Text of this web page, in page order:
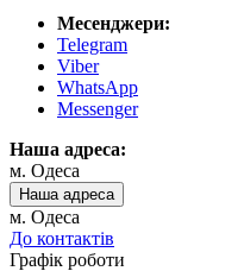
Месенджери:
Telegram
Viber
WhatsApp
Messenger
Наша адреса:
м. Одеса
Наша адреса
м. Одеса
До контактів
Графік роботи